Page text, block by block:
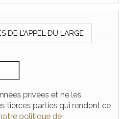
DE L’APPEL DU LARGE
privées et ne les
tierces parties qui rendent ce
politique de